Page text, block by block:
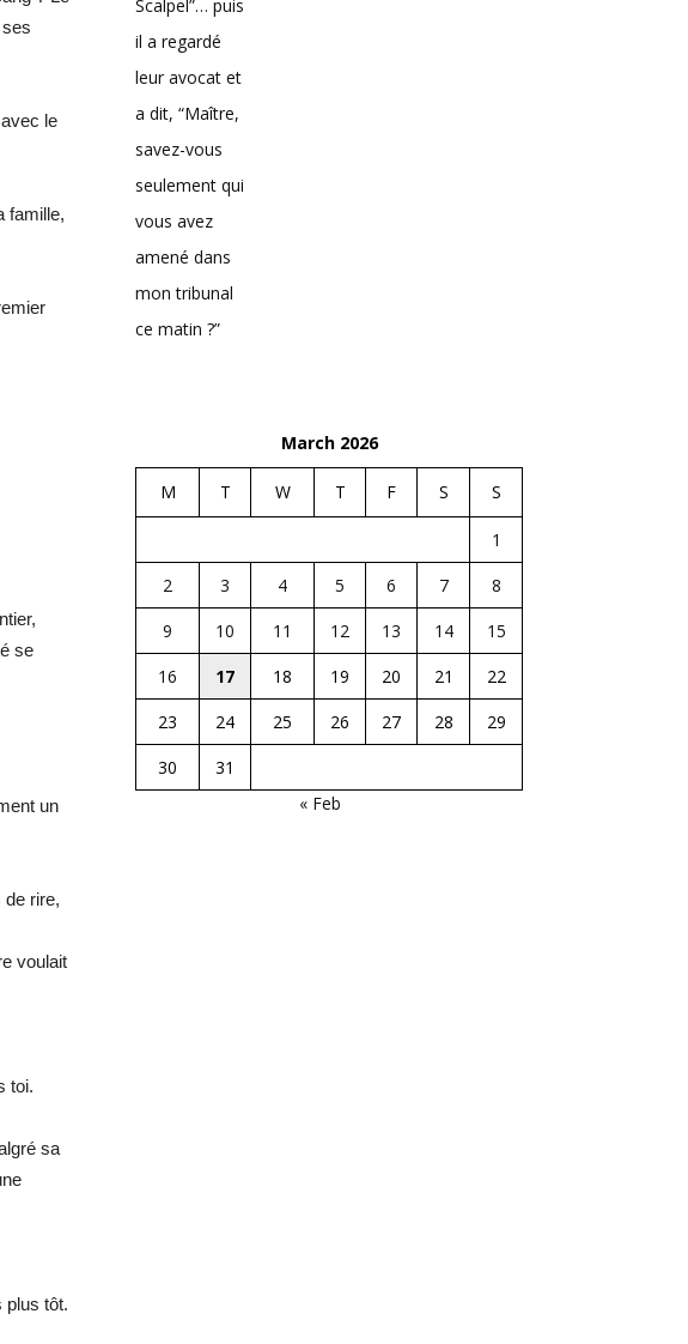
le
famille,
se
un
rire,
voulait
toi.
sa
plus tôt.
Scalpel”… puis
il a regardé
leur avocat et
a dit, “Maître,
savez-vous
seulement qui
vous avez
amené dans
mon tribunal
ce matin ?”
March 2026
M T W T F S S
1
2
3 4 5 6 7
8
9
10 11 12 13 14
15
16
17 18 19 20 21
22
23
24 25 26 27 28
29
30
31
« Feb